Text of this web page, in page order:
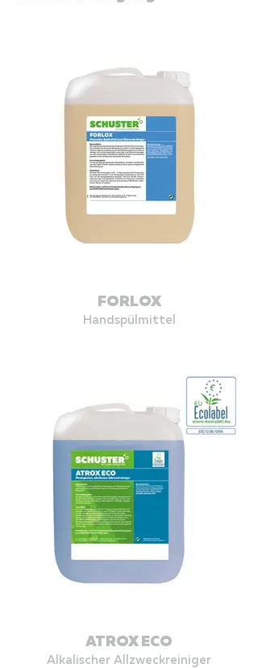
FORLOX
Handspülmittel
ATROX ECO
Alkalischer Allzweckreiniger